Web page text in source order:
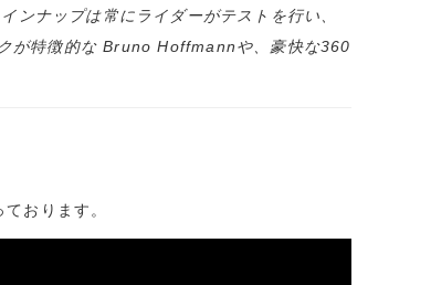
ナップは常にライダーがテストを行い、
が特徴的な Bruno Hoffmannや、豪快な360
おります。